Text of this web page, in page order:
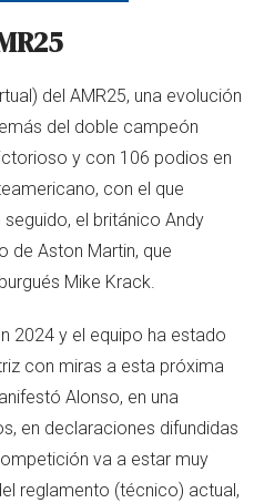
del AMR25, una evolución
del doble campeón
y con 106 podios en
con el que
el británico Andy
de Aston Martin, que
Mike Krack.
2024 y el equipo ha estado
con miras a esta próxima
Alonso, en una
en declaraciones difundidas
va a estar muy
reglamento (técnico) actual,